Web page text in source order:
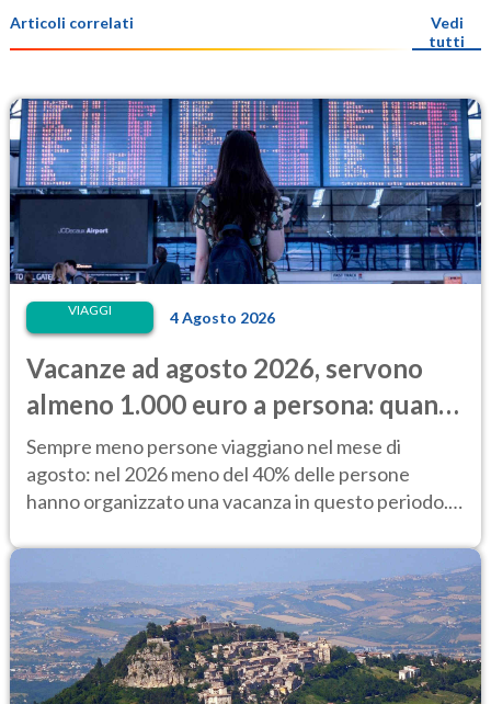
Articoli correlati
Vedi
tutti
VIAGGI 4 Agosto 2026
Vacanze ad agosto 2026, servono
almeno 1.000 euro a persona: quanto
costano alloggio e trasporti
Sempre meno persone viaggiano nel mese di
agosto: nel 2026 meno del 40% delle persone
hanno organizzato una vacanza in questo periodo.